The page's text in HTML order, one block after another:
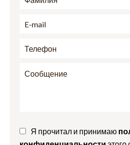
Я прочитал и принимаю